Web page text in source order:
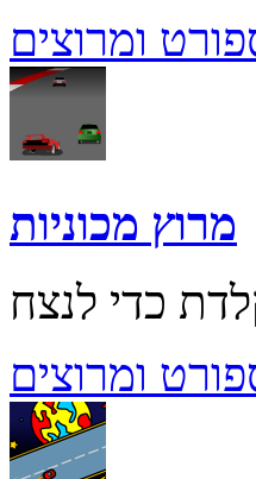
ומרוצים
מרוץ מכוניות
ומרוצים